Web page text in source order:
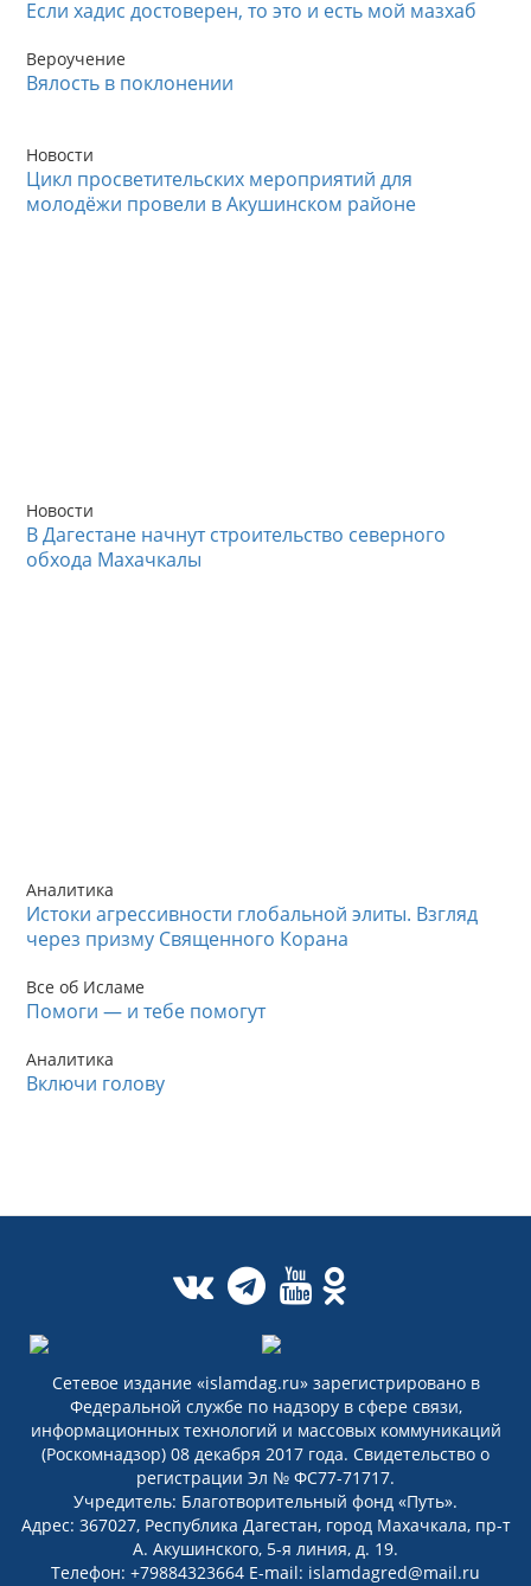
Если хадис достоверен, то это и есть мой мазхаб
Вероучение
Вялость в поклонении
Новости
Цикл просветительских мероприятий для
молодёжи провели в Акушинском районе
Новости
В Дагестане начнут строительство северного
обхода Махачкалы
Аналитика
Истоки агрессивности глобальной элиты. Взгляд
через призму Священного Корана
Все об Исламе
Помоги — и тебе помогут
Аналитика
Включи голову
Сетевое издание «islamdag.ru» зарегистрировано в
Федеральной службе по надзору в сфере связи,
информационных технологий и массовых коммуникаций
(Роскомнадзор) 08 декабря 2017 года. Свидетельство о
регистрации Эл № ФС77-71717.
Учредитель: Благотворительный фонд «Путь».
Адрес: 367027, Республика Дагестан, город Махачкала, пр-т
А. Акушинского, 5-я линия, д. 19.
Телефон: +79884323664 E-mail: islamdagred@mail.ru